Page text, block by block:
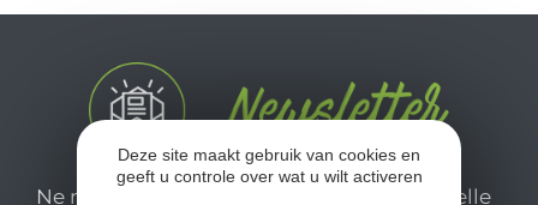
Ne manquez pas notre newsletter mensuelle
Deze site maakt gebruik van cookies en
geeft u controle over wat u wilt activeren